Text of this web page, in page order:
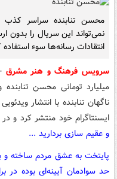
محسن تنابنده سراسر
نمی‌تواند این سریال را
انتقادات رسانه‌ها سوء استفاده
سرویس فرهنگ و هنر مشرق
میلیارد تومانی محسن
ناگهان تنابنده با انتشار
ایسنتاگرام خود منتشر کرد
و عقیم سازی بردارید ...
پایتخت به عشق مردم ساخته و
حد سوادمان آیینه‌ای بوده در